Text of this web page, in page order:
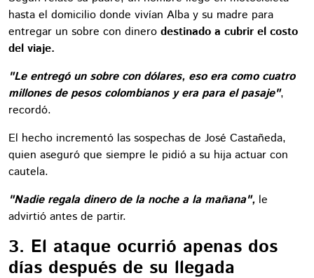
hasta el domicilio donde vivían Alba y su madre para
entregar un sobre con dinero destinado a cubrir el costo
del viaje.
"Le entregó un sobre con dólares, eso era como cuatro
millones de pesos colombianos y era para el pasaje",
recordó.
El hecho incrementó las sospechas de José Castañeda,
quien aseguró que siempre le pidió a su hija actuar con
cautela.
"Nadie regala dinero de la noche a la mañana", le
advirtió antes de partir.
3. El ataque ocurrió apenas dos
días después de su llegada